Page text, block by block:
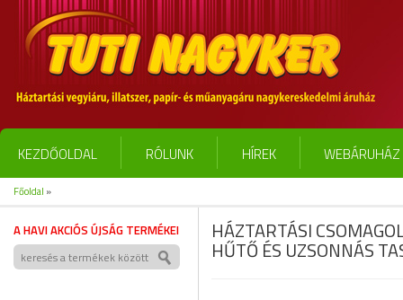
KEZDŐOLDAL RÓLUNK HÍREK WEBÁRUHÁZ
Főoldal »
A HAVI AKCIÓS ÚJSÁG TERMÉKEI HÁZTARTÁSI
HŰTŐ ÉS UZSONNÁS